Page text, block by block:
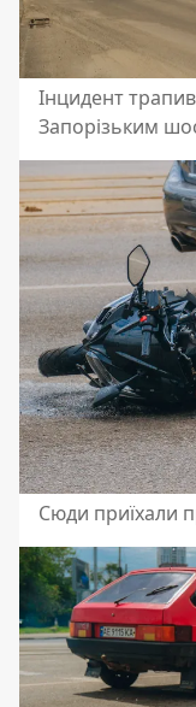
Інцидент
Запорізьким
Сюди приїхали